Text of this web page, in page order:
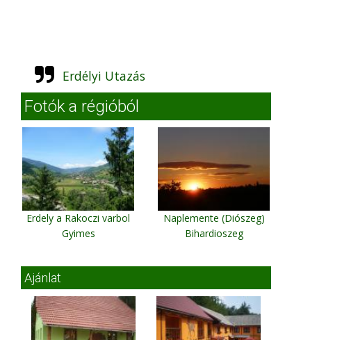
Erdélyi Utazás
Fotók a régióból
Erdely a Rakoczi varbol
Gyimes
Naplemente (Diószeg)
Bihardioszeg
Ajánlat